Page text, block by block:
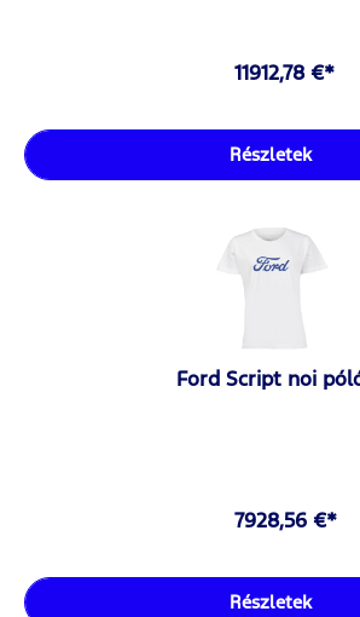
11912,78 €*
Részletek
Ford Script noi
7928,56 €*
Részletek